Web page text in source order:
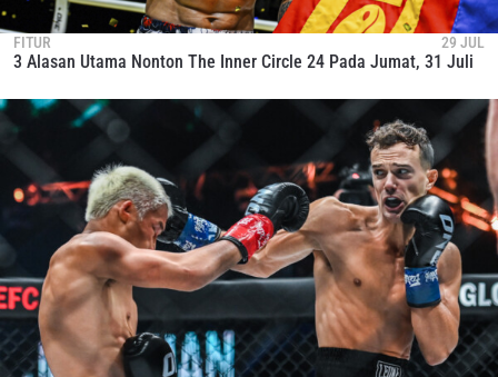
FITUR 29 JUL
3 Alasan Utama Nonton The Inner Circle 24 Pada Jumat, 31 Juli